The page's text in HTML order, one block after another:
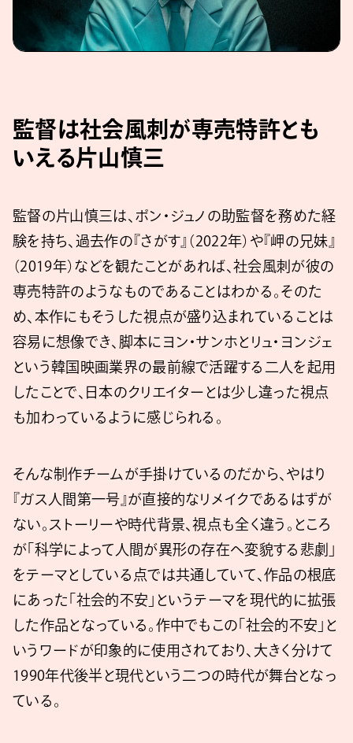
監督は社会風刺が専売特許とも
いえる片山慎三
監督の片山慎三は、ポン・ジュノの助監督を務めた経
験を持ち、過去作の『さがす』（2022年）や『岬の兄妹』
（2019年）などを観たことがあれば、社会風刺が彼の
専売特許のようなものであることはわかる。そのた
め、本作にもそうした視点が盛り込まれていることは
容易に想像でき、脚本にヨン・サンホとリュ・ヨンジェ
という韓国映画業界の最前線で活躍する二人を起用
したことで、日本のクリエイターとは少し違った視点
も加わっているように感じられる。
そんな制作チームが手掛けているのだから、やはり
『ガス人間第一号』が直接的なリメイクであるはずが
ない。ストーリーや時代背景、視点も全く違う。ところ
が「科学によって人間が異形の存在へ変貌する悲劇」
をテーマとしている点では共通していて、作品の根底
にあった「社会的不安」というテーマを現代的に拡張
した作品となっている。作中でもこの「社会的不安」と
いうワードが印象的に使用されており、大きく分けて
1990年代後半と現代という二つの時代が舞台となっ
ている。